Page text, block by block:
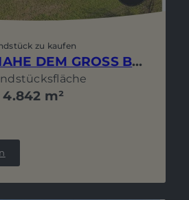
zu kaufen
WOHNEN NAHE DEM GROSS BEHNITZER SEE - AUSSERGEWÖHNLICH GROSSES BAUGRUNDSTÜCK MIT WEITBLICK
4.842 m²